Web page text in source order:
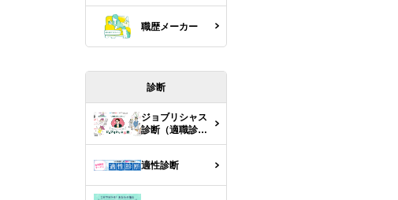
職歴メーカー
診断
ジョブリシャス
診断（適職診
断）
適性診断